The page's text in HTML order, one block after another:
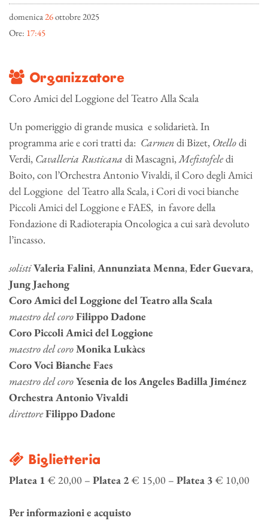
domenica26ottobre 2025
Ore: 17:45
Organizzatore
Coro Amici del Loggione del Teatro Alla Scala
Un pomeriggio di grande musica e solidarietà. In
programma arie e cori tratti da: Carmendi Bizet, Otellodi
Verdi, Cavalleria Rusticana di Mascagni,Mefistofeledi
Boito, con l’Orchestra Antonio Vivaldi, il Coro degli Amici
del Loggione del Teatro alla Scala, i Cori di voci bianche
Piccoli Amici del Loggione e FAES, in favore della
Fondazione di Radioterapia Oncologica a cui sarà devoluto
l’incasso.
solistiValeria Falini,Annunziata Menna,Eder Guevara,
Jung Jaehong
Coro Amici del Loggione del Teatro alla Scala
maestro del coroFilippo Dadone
Coro Piccoli Amici del Loggione
maestro del coroMonika Lukàcs
Coro Voci Bianche Faes
maestro del coroYesenia de los Angeles Badilla Jiménez
Orchestra Antonio Vivaldi
direttoreFilippo Dadone
Biglietteria
Platea 1€ 20,00 – Platea 2€ 15,00 – Platea 3€ 10,00
Per informazioni e acquisto